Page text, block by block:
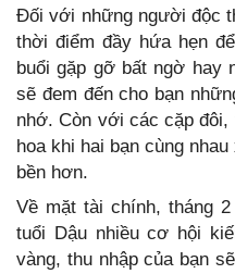
Đối với những người độc
thời điểm đầy hứa hẹn
buổi gặp gỡ bất ngờ hay
sẽ đem đến cho bạn
nhớ. Còn với các cặp
hoa khi hai bạn cùng
bền hơn.
Về mặt tài chính, tháng
tuổi Dậu nhiều cơ hội
vàng, thu nhập của bạn